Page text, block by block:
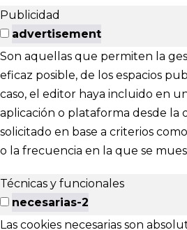
Publicidad
advertisement
Son aquellas que permiten la
eficaz posible, de los espacios
caso, el editor haya incluido en
aplicación o plataforma desde la
solicitado en base a criterios
o la frecuencia en la que se
Técnicas y funcionales
necesarias-2
Las cookies necesarias son